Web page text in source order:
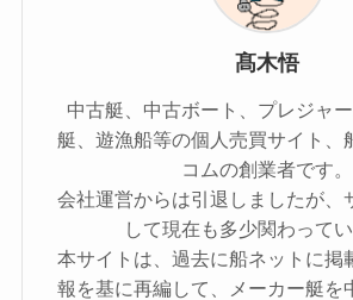
髙木悟
中古艇、中古ボート、プレジャ
艇、遊漁船等の個人売買サイト、
コムの創業者です。
会社運営からは引退しましたが、
して現在も多少関わってい
本サイトは、過去に船ネットに掲
報を基に再編して、メーカー艇を